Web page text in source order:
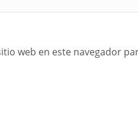
web en este navegador